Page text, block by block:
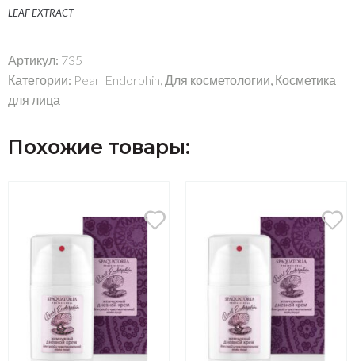
LEAF EXTRACT
Артикул: 735
Категории: Pearl Endorphin,Для косметологии, Косметика
для лица
Похожие товары: